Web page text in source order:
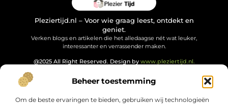
Beheer toestemming
Om de beste ervaringen te bieden, gebruiken wij technologieën
Pleziertijd.nl – Voor wie graag leest, ontdekt en
geniet.
Verken blogs en artikelen die het alledaagse nét wat leuker,
interessanter en verrassender maken.
@2025 All Right Reserved. Design by www.pleziertijd.nl.